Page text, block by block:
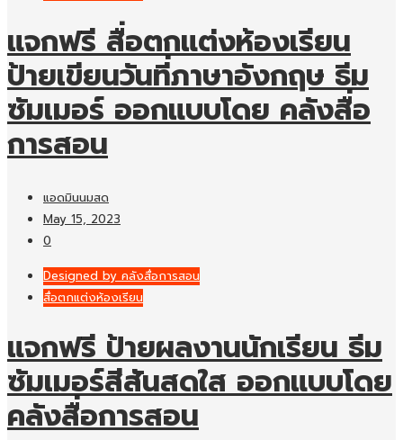
แจกฟรี สื่อตกแต่งห้องเรียน
ป้ายเขียนวันที่ภาษาอังกฤษ ธีม
ซัมเมอร์ ออกแบบโดย คลังสื่อ
การสอน
แอดมินนมสด
May 15, 2023
0
Designed by คลังสื่อการสอน
สื่อตกแต่งห้องเรียน
แจกฟรี ป้ายผลงานนักเรียน ธีม
ซัมเมอร์สีสันสดใส ออกแบบโดย
คลังสื่อการสอน